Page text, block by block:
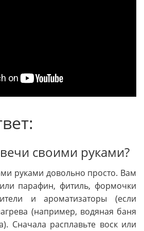
своими руками?
руками довольно просто. Вам
парафин, фитиль, формочки
и ароматизаторы (если
(например, водяная баня
Сначала расплавьте воск или